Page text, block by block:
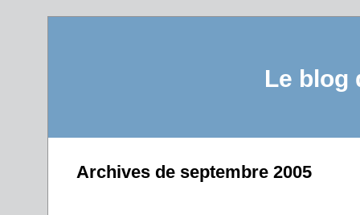
Le blog
Archives de septembre 2005